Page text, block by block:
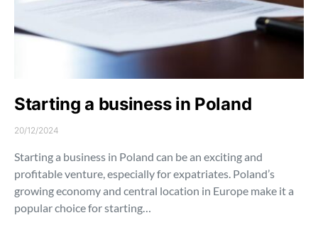
Starting a business in Poland
20/12/2024
Starting a business in Poland can be an exciting and
profitable venture, especially for expatriates. Poland’s
growing economy and central location in Europe make it a
popular choice for starting…